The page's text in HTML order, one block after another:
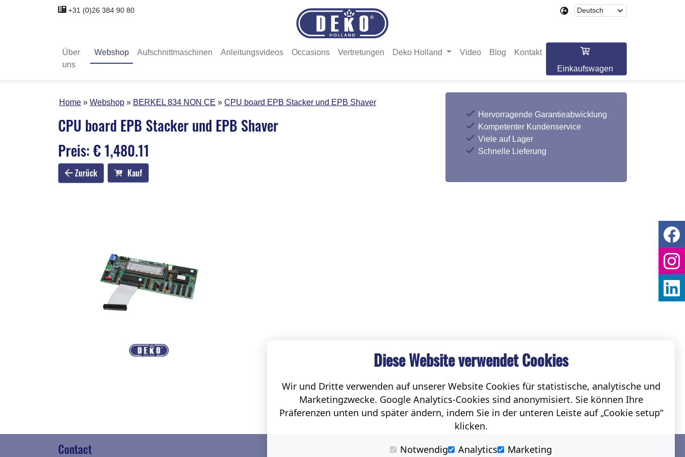
+31 (0)26 384 90 80
Über
uns
Webshop Aufschnittmaschinen Anleitungsvideos Occasions Vertretungen Deko Holland Video Blog
Kontakt
Einkaufswagen
Home Webshop BERKEL 834 NON CE CPU board EPB Stacker und EPB Shaver
CPU board EPB Stacker und EPB Shaver
Preis: € 1,480.11
Zurück Kauf
Hervorragende Garantieabwicklung
Kompetenter Kundenservice
Viele auf Lager
Schnelle Lieferung
Contact Social
Diese Website verwendet Cookies
Wir und Dritte verwenden auf unserer Website Cookies für statistische, analytische und
Marketingzwecke. Google Analytics-Cookies sind anonymisiert. Sie können Ihre
Präferenzen unten und später ändern, indem Sie in der unteren Leiste auf „Cookie setup“
klicken.
Notwendig
Analytics Marketing